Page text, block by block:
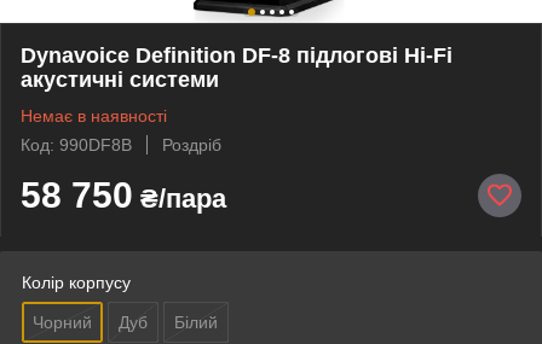
Dynavoice Definition DF-8 підлогові Hi-Fi
акустичні системи
Немає в наявності
Код: 990DF8B
Роздріб
58 750 ₴/пара
Колір корпусу
Чорний Дуб Білий